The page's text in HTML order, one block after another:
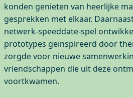
konden genieten van heerlijke
gesprekken met elkaar.
netwerk-speeddate-spel
prototypes geïnspireerd door
zorgde voor nieuwe
vriendschappen die uit deze
voortkwamen.